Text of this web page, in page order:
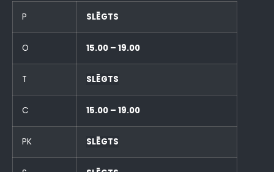
P SLĒGTS
O 15.00 – 19.00
T SLĒGTS
C 15.00 – 19.00
PK SLĒGTS